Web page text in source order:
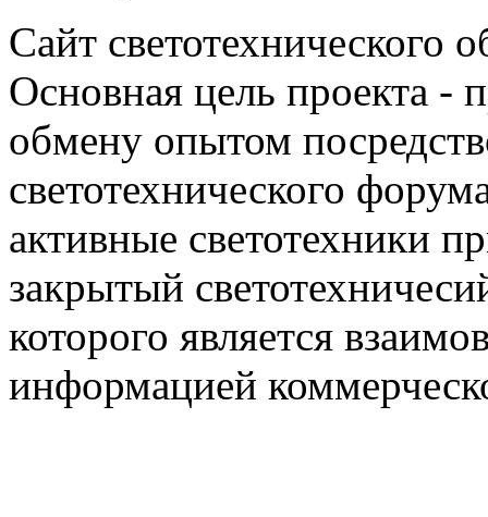
Сайт светотехнического
Основная цель проекта -
обмену опытом
светотехнического
активные светотехники
закрытый
которого является
информацией